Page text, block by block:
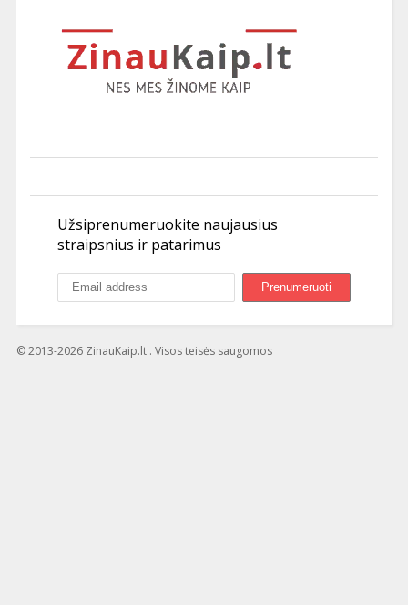
Užsiprenumeruokite naujausius
straipsnius ir patarimus
© 2013-2026 ZinauKaip.lt . Visos teisės saugomos